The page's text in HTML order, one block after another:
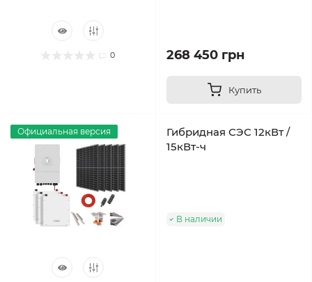
0 268 450 грн
Купить
Официальная версия
Гибридная СЭС 12кВт /
15кВт-ч
В наличии